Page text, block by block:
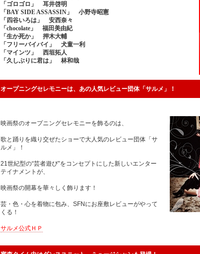
「ゴロゴロ」 耳井啓明
「BAY SIDE ASSASSIN」 小野寺昭憲
「四谷いろは」 安西奈々
「chocolate」 福田美由紀
「生か死か」 押木大輔
「フリーバイバイ」 犬童一利
「マインツ」 西垣拓人
「久しぶりに君は」 林和哉
オープニングセレモニーは、あの人気レビュー団体「サルメ」！
映画祭のオープニングセレモニーを飾るのは、
歌と踊りを織り交ぜたショーで大人気のレビュー団体「サ
ルメ」！
21世紀型の“芸者遊び”をコンセプトにした新しいエンター
テイナメントが、
映画祭の開幕を華々しく飾ります！
芸・色・心を着物に包み、SFNにお座敷レビューがやって
くる！
サルメ公式ＨＰ